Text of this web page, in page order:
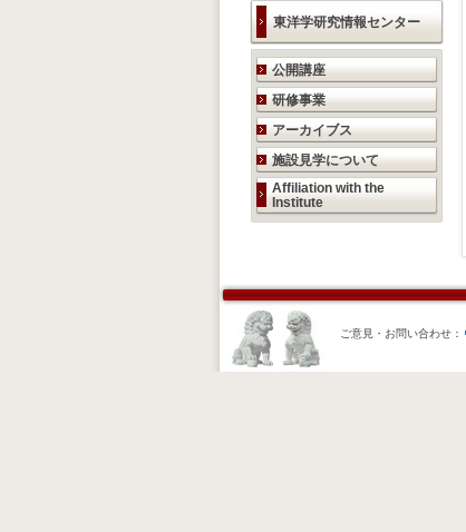
東洋学研究情報センター
研究活動のご案内
公開講座
研修事業
アーカイブス
施設見学について
Affiliation with the
Institute
ご意見・お問い合わせ：